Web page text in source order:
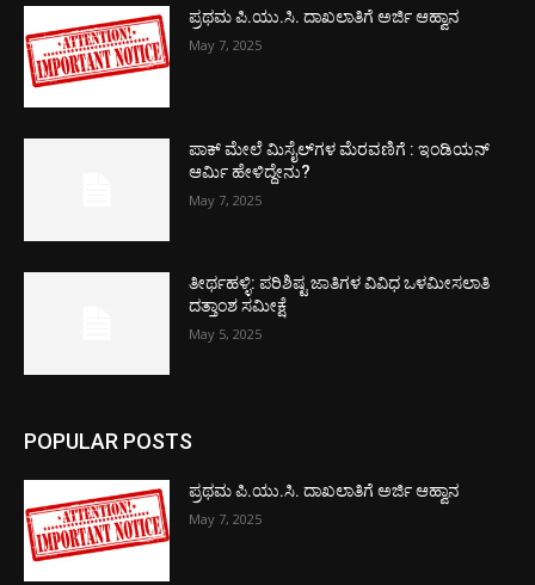
ಪ್ರಥಮ ಪಿ.ಯು.ಸಿ. ದಾಖಲಾತಿಗೆ ಅರ್ಜಿ ಆಹ್ವಾನ
May 7, 2025
ಪಾಕ್​ ಮೇಲೆ ಮಿಸೈಲ್​ಗಳ ಮೆರವಣಿಗೆ : ಇಂಡಿಯನ್
ಆರ್ಮಿ ಹೇಳಿದ್ದೇನು?
May 7, 2025
ತೀರ್ಥಹಳ್ಳಿ: ಪರಿಶಿಷ್ಟ ಜಾತಿಗಳ ವಿವಿಧ ಒಳಮೀಸಲಾತಿ
ದತ್ತಾಂಶ ಸಮೀಕ್ಷೆ
May 5, 2025
POPULAR POSTS
ಪ್ರಥಮ ಪಿ.ಯು.ಸಿ. ದಾಖಲಾತಿಗೆ ಅರ್ಜಿ ಆಹ್ವಾನ
May 7, 2025